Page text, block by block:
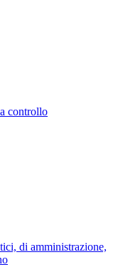
controllo
di amministrazione,